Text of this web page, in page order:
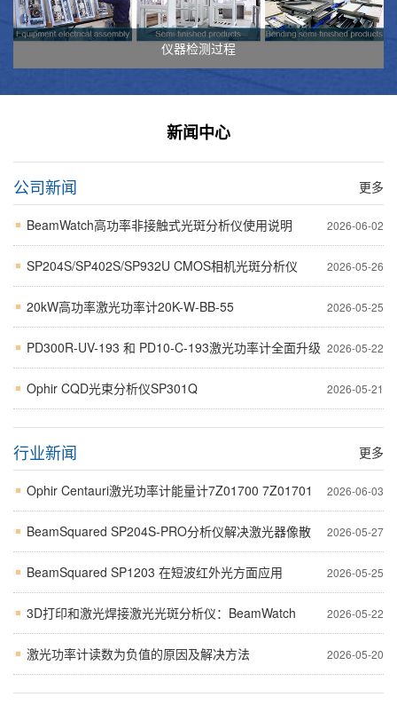
仪器检测过程
新闻中心
更多
公司新闻
2026-06-02
BeamWatch高功率非接触式光斑分析仪使用说明
2026-05-26
SP204S/SP402S/SP932U CMOS相机光斑分析仪
2026-05-25
20kW高功率激光功率计20K-W-BB-55
2026-05-22
PD300R-UV-193 和 PD10-C-193激光功率计全面升级
2026-05-21
Ophir CQD光束分析仪SP301Q
更多
行业新闻
2026-06-03
Ophir Centauri激光功率计能量计7Z01700 7Z01701
2026-05-27
BeamSquared SP204S-PRO分析仪解决激光器像散
2026-05-25
BeamSquared SP1203 在短波红外光方面应用
2026-05-22
3D打印和激光焊接激光光斑分析仪：BeamWatch
2026-05-20
激光功率计读数为负值的原因及解决方法